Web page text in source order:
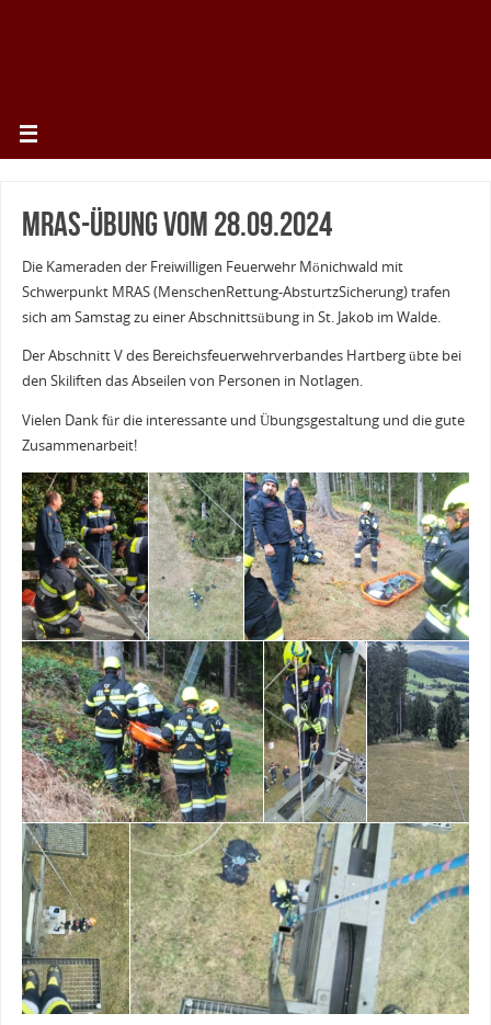
MRAS-Übung vom 28.09.2024
Die Kameraden der Freiwilligen Feuerwehr Mönichwald mit
Schwerpunkt MRAS (MenschenRettung-AbsturtzSicherung) trafen
sich am Samstag zu einer Abschnittsübung in St. Jakob im Walde.
Der Abschnitt V des Bereichsfeuerwehrverbandes Hartberg übte bei
den Skiliften das Abseilen von Personen in Notlagen.
Vielen Dank für die interessante und Übungsgestaltung und die gute
Zusammenarbeit!